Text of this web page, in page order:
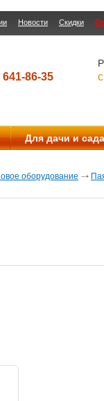
Новости Скидки
641-86-35
Для дачи и сада
оборудование